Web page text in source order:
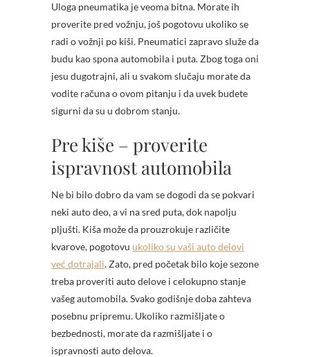
Uloga pneumatika je veoma bitna. Morate ih
proverite pred vožnju, još pogotovu ukoliko se
radi o vožnji po kiši. Pneumatici zapravo služe da
budu kao spona automobila i puta. Zbog toga oni
jesu dugotrajni, ali u svakom slučaju morate da
vodite računa o ovom pitanju i da uvek budete
sigurni da su u dobrom stanju.
Pre kiše – proverite
ispravnost automobila
Ne bi bilo dobro da vam se dogodi da se pokvari
neki auto deo, a vi na sred puta, dok napolju
pljušti. Kiša može da prouzrokuje različite
kvarove, pogotovu ukoliko su vaši auto delovi
već dotrajali. Zato, pred početak bilo koje sezone
treba proveriti auto delove i celokupno stanje
vašeg automobila. Svako godišnje doba zahteva
posebnu pripremu. Ukoliko razmišljate o
bezbednosti, morate da razmišljate i o
ispravnosti auto delova.